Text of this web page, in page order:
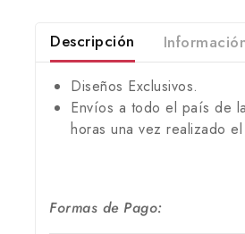
Descripción
Diseños Exclusivos.
Envíos a todo el país de
horas una vez realizado
Formas de Pago: